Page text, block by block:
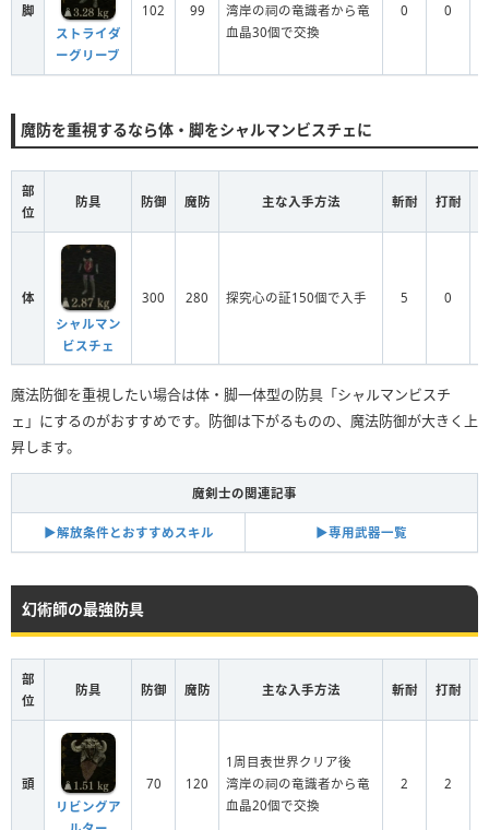
脚
ストライダ
ーグリーブ
102 99
湾岸の祠の竜識者から竜
血晶30個で交換
0 0
魔防を重視するなら体・脚をシャルマンビスチェに
部
位
防具 防御 魔防 主な入手方法 斬耐 打耐
体
シャルマン
ビスチェ
300 280 探究心の証150個で入手 5 0
魔法防御を重視したい場合は体・脚一体型の防具「シャルマンビスチ
ェ」にするのがおすすめです。防御は下がるものの、魔法防御が大きく上
昇します。
魔剣士の関連記事
▶︎解放条件とおすすめスキル ▶︎専用武器一覧
幻術師の最強防具
部
位
防具 防御 魔防 主な入手方法 斬耐 打耐
頭
リビングア
70 120
1周目表世界クリア後
湾岸の祠の竜識者から竜
血晶20個で交換
2 2